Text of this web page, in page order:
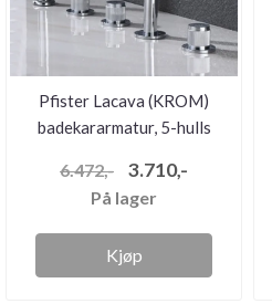
Pfister Lacava (KROM)
badekararmatur, 5-hulls
6.472,- 3.710,-
På lager
Kjøp